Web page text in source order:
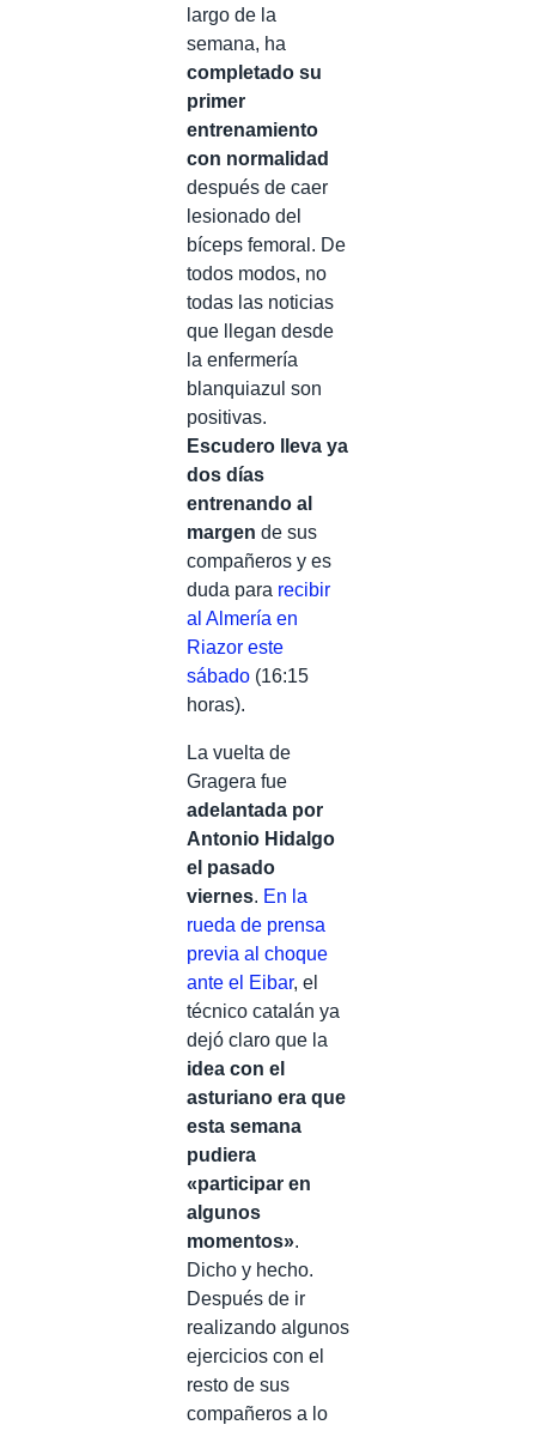
largo de la
semana, ha
completado su
primer
entrenamiento
con normalidad
después de caer
lesionado del
bíceps femoral. De
todos modos, no
todas las noticias
que llegan desde
la enfermería
blanquiazul son
positivas.
Escudero lleva ya
dos días
entrenando al
margen de sus
compañeros y es
duda para recibir
al Almería en
Riazor este
sábado (16:15
horas).
La vuelta de
Gragera fue
adelantada por
Antonio Hidalgo
el pasado
viernes. En la
rueda de prensa
previa al choque
ante el Eibar, el
técnico catalán ya
dejó claro que la
idea con el
asturiano era que
esta semana
pudiera
«participar en
algunos
momentos».
Dicho y hecho.
Después de ir
realizando algunos
ejercicios con el
resto de sus
compañeros a lo